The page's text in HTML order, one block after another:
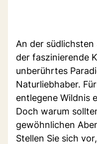
An der
der faszinierende
unberührtes
Naturliebhaber.
entlegene Wildnis
Doch warum
gewöhnlichen
Stellen Sie sich